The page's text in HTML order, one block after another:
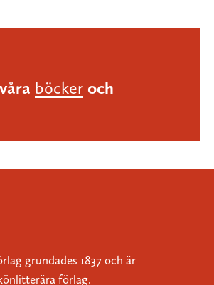
böcker och
grundades 1837 och är
förlag.